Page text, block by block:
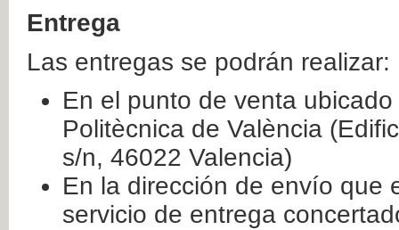
Entrega
Las entregas se podrán realizar:
En el punto de venta
Politècnica de València
s/n, 46022 Valencia)
En la dirección de envío que
servicio de entrega